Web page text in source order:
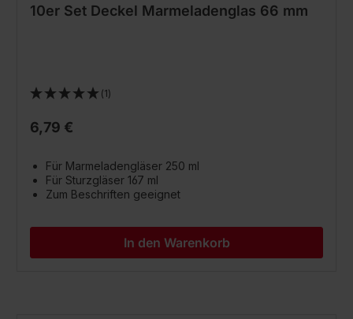
10er Set Deckel Marmeladenglas 66 mm
(1)
6,79 €
Für Marmeladengläser 250 ml
Für Sturzgläser 167 ml
Zum Beschriften geeignet
In den Warenkorb